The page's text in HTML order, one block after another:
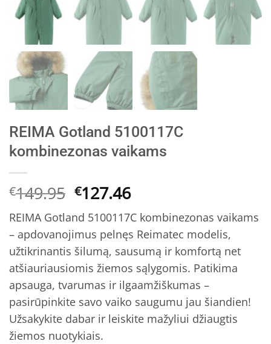
REIMA Gotland 5100117C
kombinezonas vaikams
€149.95 Original
price
was:
€149.95.
€127.46Current
price
is:
€127.46.
REIMA Gotland 5100117C kombinezonas vaikams
– apdovanojimus pelnęs Reimatec modelis,
užtikrinantis šilumą, sausumą ir komfortą net
atšiauriausiomis žiemos sąlygomis. Patikima
apsauga, tvarumas ir ilgaamžiškumas –
pasirūpinkite savo vaiko saugumu jau šiandien!
Užsakykite dabar ir leiskite mažyliui džiaugtis
žiemos nuotykiais.